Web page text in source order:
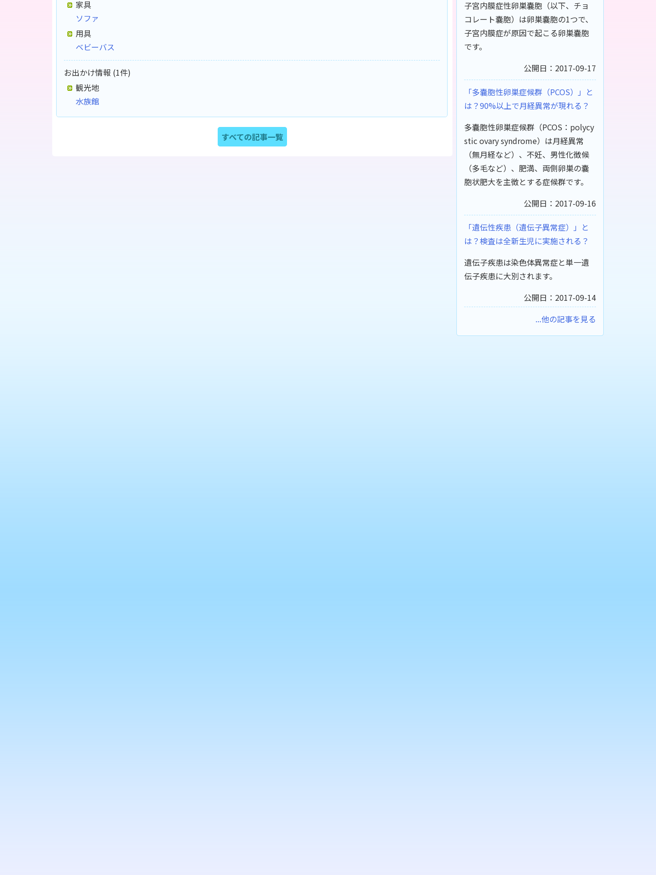
家具
ソファ
用具
ベビーバス
お出かけ情報 (1件)
観光地
水族館
すべての記事一覧
子宮内膜症性卵巣嚢胞（以下、チョ
コレート嚢胞）は卵巣嚢胞の1つで、
子宮内膜症が原因で起こる卵巣嚢胞
です。
公開日：2017-09-17
「多嚢胞性卵巣症候群（PCOS）」と
は？90%以上で月経異常が現れる？
多嚢胞性卵巣症候群（PCOS：polycy
stic ovary syndrome）は月経異常
（無月経など）、不妊、男性化徴候
（多毛など）、肥満、両側卵巣の嚢
胞状肥大を主徴とする症候群です。
公開日：2017-09-16
「遺伝性疾患（遺伝子異常症）」と
は？検査は全新生児に実施される？
遺伝子疾患は染色体異常症と単一遺
伝子疾患に大別されます。
公開日：2017-09-14
...他の記事を見る